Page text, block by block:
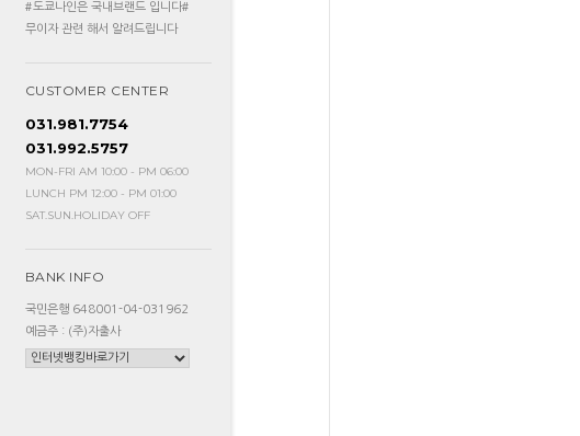
#도쿄나인은 국내브랜드 입니다#
무이자 관련 해서 알려드립니다
CUSTOMER CENTER
031.981.7754
031.992.5757
MON-FRI AM 10:00 - PM 06:00
LUNCH PM 12:00 - PM 01:00
SAT.SUN.HOLIDAY OFF
BANK INFO
국민은행 648001-04-031962
예금주 : (주)자출사